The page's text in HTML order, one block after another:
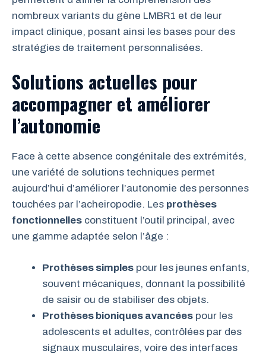
nombreux variants du gène LMBR1 et de leur
impact clinique, posant ainsi les bases pour des
stratégies de traitement personnalisées.
Solutions actuelles pour
accompagner et améliorer
l’autonomie
Face à cette absence congénitale des extrémités,
une variété de solutions techniques permet
aujourd’hui d’améliorer l’autonomie des personnes
touchées par l’acheiropodie. Les prothèses
fonctionnelles constituent l’outil principal, avec
une gamme adaptée selon l’âge :
Prothèses simples pour les jeunes enfants,
souvent mécaniques, donnant la possibilité
de saisir ou de stabiliser des objets.
Prothèses bioniques avancées pour les
adolescents et adultes, contrôlées par des
signaux musculaires, voire des interfaces